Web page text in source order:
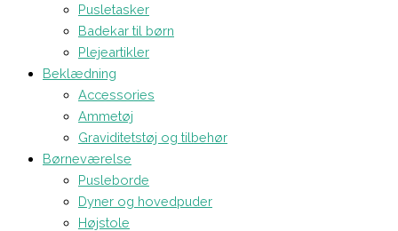
Pusletasker
Badekar til børn
Plejeartikler
Beklædning
Accessories
Ammetøj
Graviditetstøj og tilbehør
Børneværelse
Pusleborde
Dyner og hovedpuder
Højstole